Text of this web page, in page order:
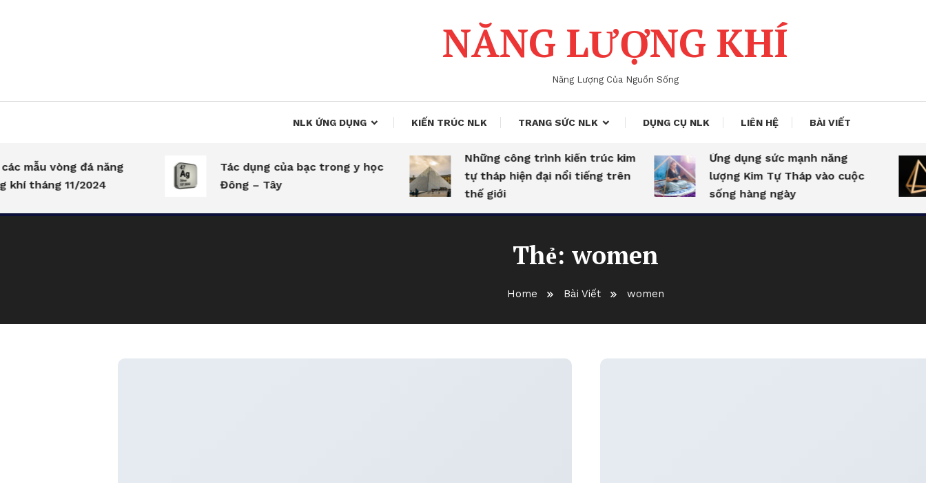
NĂNG LƯỢNG KHÍ
Năng Lượng Của Nguồn Sống
NLK ỨNG DỤNG KIẾN TRÚC NLK TRANG SỨC NLK DỤNG CỤ NLK LIÊN HỆ BÀI VIẾT
mẫu vòng đá năng
tháng 11/2024
Tác dụng của bạc trong y học
Đông – Tây
Những công trình kiến trúc kim
tự tháp hiện đại nổi tiếng trên
thế giới
Ứng dụng sức mạnh năng
lượng Kim Tự Tháp vào cuộc
sống hàng ngày
Thẻ: women
Home Bài Viết women